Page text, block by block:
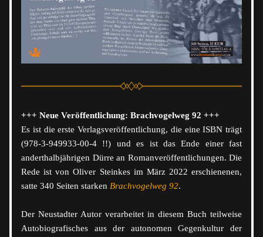
+++ Neue Veröffentlichung: Brachvogelweg 92 +++
Es ist die erste Verlagsveröffentlichung, die eine ISBN trägt
(978-3-949933-00-4 !!) und es ist das Ende einer fast
anderthalbjährigen Dürre an Romanveröffentlichungen. Die
Rede ist von Oliver Steinkes im März 2022 erschienenen,
satte 340 Seiten starken Brachvogelweg 92.
Der Neustadter Autor verarbeitet in diesem Buch teilweise
Autobiografisches aus der autonomen Gegenkultur der